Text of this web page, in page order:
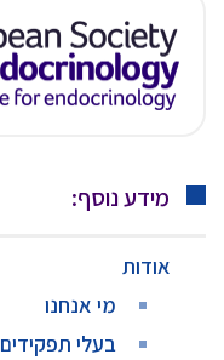
מידע נוסף:
אודות
מי אנחנו
בעלי תפקידים